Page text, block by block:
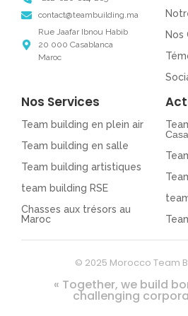
contact@teambuilding.ma
Rue Jaafar Ibnou Habib
20 000 Casablanca
Maroc
Nos
Nos Services
Team building en plein air
Team building en salle
Team building artistiques
team building RSE
Chasses aux trésors au
Maroc
© 2025 Morocco Team
« Together, we build
challenging